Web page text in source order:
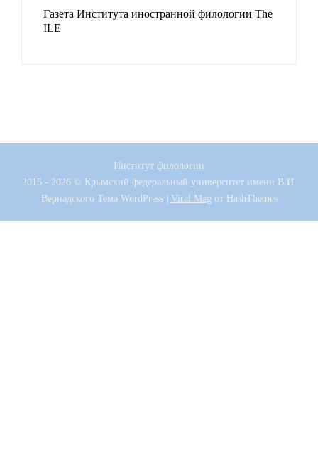
Газета Института иностранной филологии The
ILE
Институт филологии
2015 - 2026 © Крымский федеральный университет имени В.И.
ВернадскогоТема WordPress | Viral Mag от HashThemes